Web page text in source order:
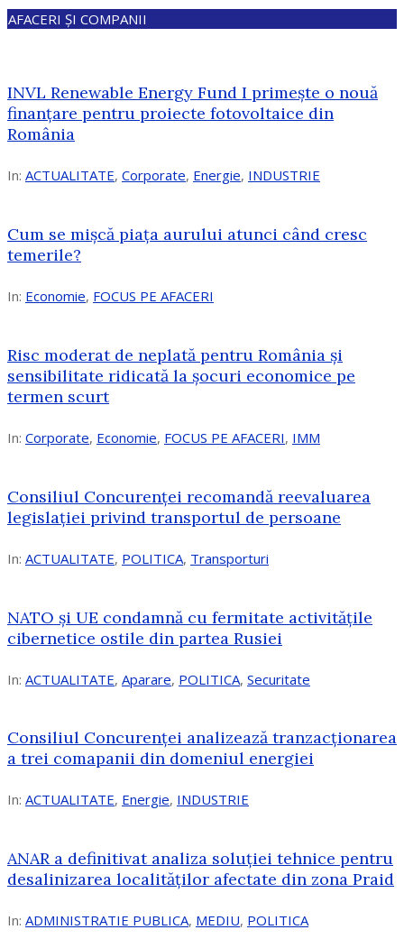
AFACERI ȘI COMPANII
INVL Renewable Energy Fund I primește o nouă
finanțare pentru proiecte fotovoltaice din
România
In: ACTUALITATE, Corporate, Energie, INDUSTRIE
Cum se mișcă piața aurului atunci când cresc
temerile?
In: Economie, FOCUS PE AFACERI
Risc moderat de neplată pentru România și
sensibilitate ridicată la șocuri economice pe
termen scurt
In: Corporate, Economie, FOCUS PE AFACERI, IMM
Consiliul Concurenței recomandă reevaluarea
legislației privind transportul de persoane
In: ACTUALITATE, POLITICA, Transporturi
NATO și UE condamnă cu fermitate activitățile
cibernetice ostile din partea Rusiei
In: ACTUALITATE, Aparare, POLITICA, Securitate
Consiliul Concurenţei analizează tranzacționarea
a trei comapanii din domeniul energiei
In: ACTUALITATE, Energie, INDUSTRIE
ANAR a definitivat analiza soluției tehnice pentru
desalinizarea localităților afectate din zona Praid
In: ADMINISTRATIE PUBLICA, MEDIU, POLITICA